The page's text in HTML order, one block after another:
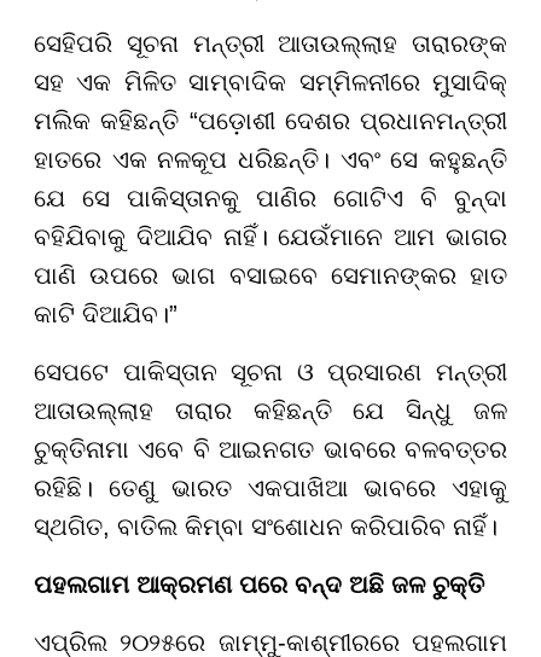
ସେହିପରି ସୂଚନା ମନ୍ତ୍ରୀ ଆତାଉଲ୍ଲାହ ତାରାରଙ୍କ
ସହ ଏକ ମିଳିତ ସାମ୍ବାଦିକ ସମ୍ମିଳନୀରେ ମୁସାଦିକ୍
ମଲିକ କହିଛନ୍ତି “ପଡ଼ୋଶୀ ଦେଶର ପ୍ରଧାନମନ୍ତ୍ରୀ
ହାତରେ ଏକ ନଳକୂପ ଧରିଛନ୍ତି। ଏବଂ ସେ କହୁଛନ୍ତି
ଯେ ସେ ପାକିସ୍ତାନକୁ ପାଣିର ଗୋଟିଏ ବି ବୁନ୍ଦା
ବହିଯିବାକୁ ଦିଆଯିବ ନାହିଁ। ଯେଉଁମାନେ ଆମ ଭାଗର
ପାଣି ଉପରେ ଭାଗ ବସାଇବେ ସେମାନଙ୍କର ହାତ
କାଟି ଦିଆଯିବ।”
ସେପଟେ ପାକିସ୍ତାନ ସୂଚନା ଓ ପ୍ରସାରଣ ମନ୍ତ୍ରୀ
ଆତାଉଲ୍ଲାହ ତାରାର କହିଛନ୍ତି ଯେ ସିନ୍ଧୁ ଜଳ
ଚୁକ୍ତିନାମା ଏବେ ବି ଆଇନଗତ ଭାବରେ ବଳବତ୍ତର
ରହିଛି। ତେଣୁ ଭାରତ ଏକପାଖିଆ ଭାବରେ ଏହାକୁ
ସ୍ଥଗିତ, ବାତିଲ କିମ୍ବା ସଂଶୋଧନ କରିପାରିବ ନାହିଁ।
ପହଲଗାମ ଆକ୍ରମଣ ପରେ ବନ୍ଦ ଅଛି ଜଳ ଚୁକ୍ତି
ଏପ୍ରିଲ ୨୦୨୫ରେ ଜାମ୍ମୁ-କାଶ୍ମୀରରେ ପହଲଗାମ